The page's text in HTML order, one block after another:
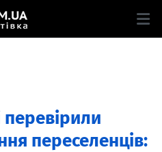
переселенців: